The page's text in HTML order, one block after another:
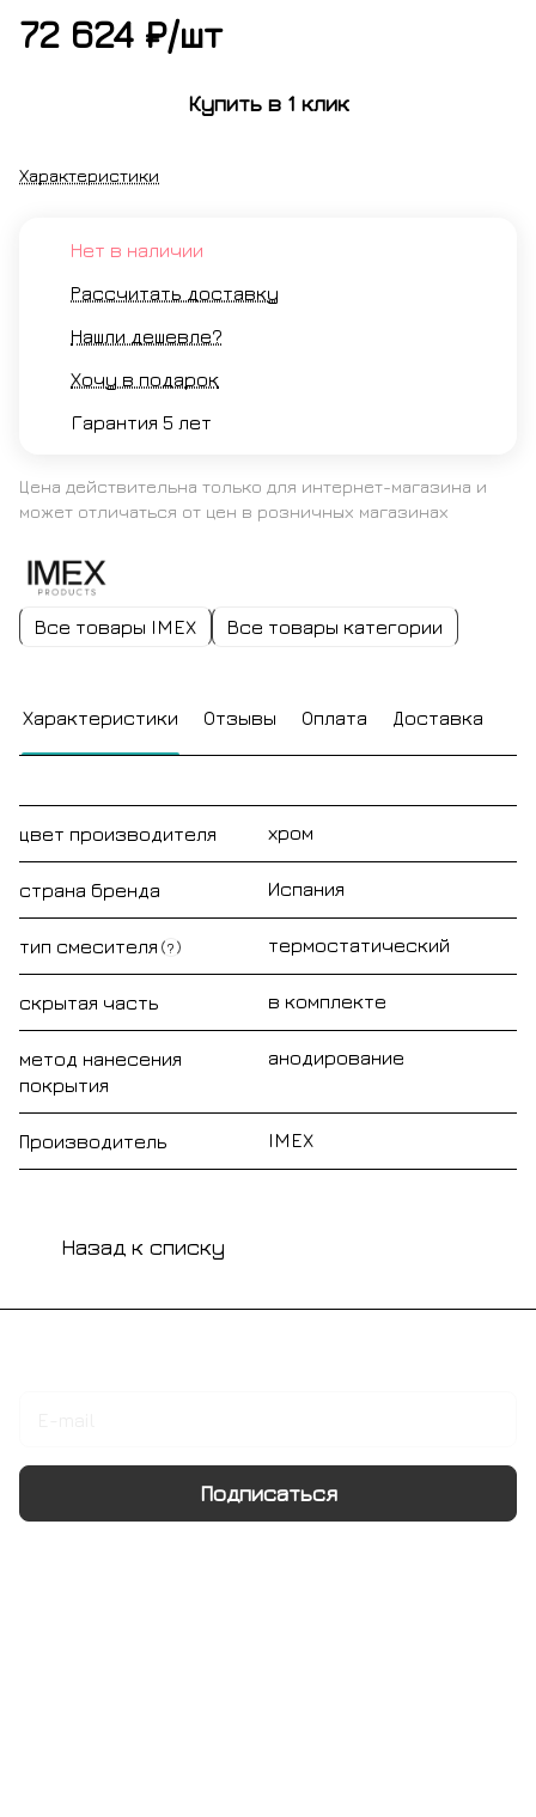
72 624 ₽/шт
Купить в 1 клик
Характеристики
Нет в наличии
Рассчитать доставку
Нашли дешевле?
Хочу в подарок
Гарантия 5 лет
Цена действительна только для интернет-магазина и
может отличаться от цен в розничных магазинах
Все товары IMEX Все товары категории
Характеристики Отзывы Оплата Доставка
цвет производителя хром
страна бренда Испания
тип смесителя ? термостатический
скрытая часть в комплекте
метод нанесения
покрытия
анодирование
Производитель IMEX
Назад к списку
Подписаться